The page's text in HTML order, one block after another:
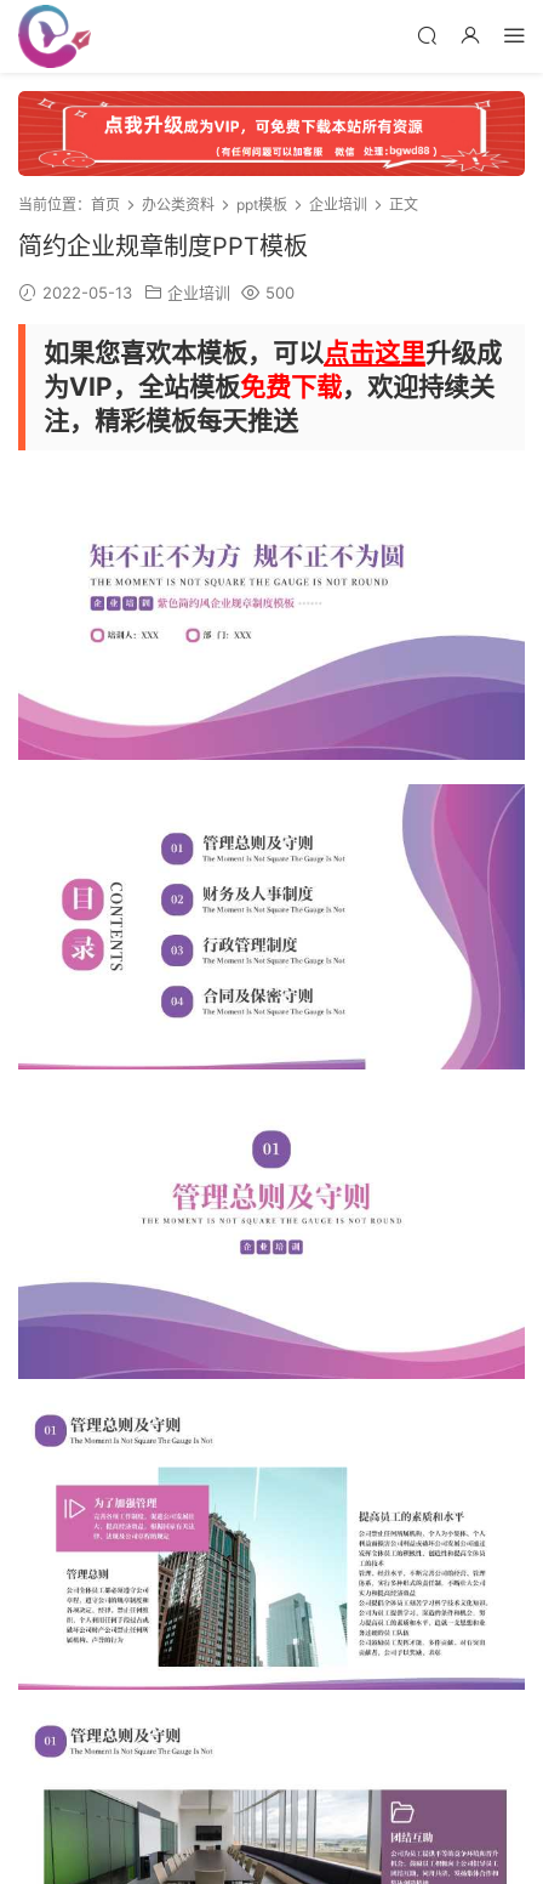
当前位置： 首页 办公类资料 ppt模板 企业培训 正文
简约企业规章制度PPT模板
2022-05-13 企业培训 500
如果您喜欢本模板，可以点击这里升级成
为VIP，全站模板免费下载，欢迎持续关
注，精彩模板每天推送